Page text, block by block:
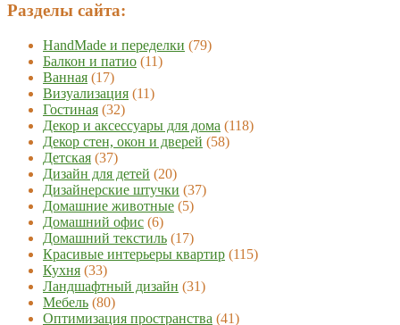
Разделы сайта:
HandMade и переделки (79)
Балкон и патио (11)
Ванная (17)
Визуализация (11)
Гостиная (32)
Декор и аксессуары для дома (118)
Декор стен, окон и дверей (58)
Детская (37)
Дизайн для детей (20)
Дизайнерские штучки (37)
Домашние животные (5)
Домашний офис (6)
Домашний текстиль (17)
Красивые интерьеры квартир (115)
Кухня (33)
Ландшафтный дизайн (31)
Мебель (80)
Оптимизация пространства (41)